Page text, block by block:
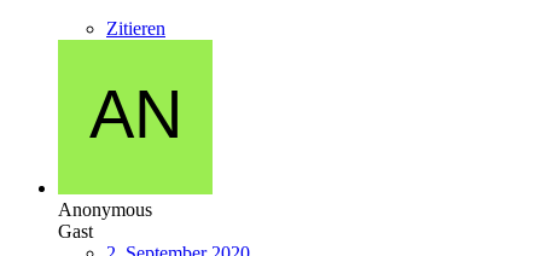
Zitieren
Anonymous
Gast